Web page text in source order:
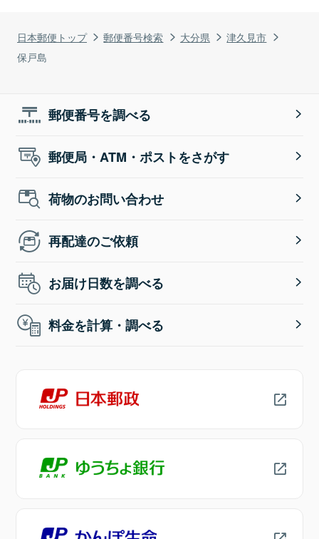
日本郵便トップ 郵便番号検索 大分県
津久見市
保戸島
郵便番号を調べる
郵便局・ATM・ポストをさがす
荷物のお問い合わせ
再配達のご依頼
お届け日数を調べる
料金を計算・調べる